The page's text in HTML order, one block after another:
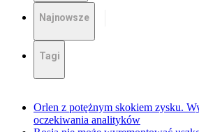
Najnowsze
Tagi
Orlen z potężnym skokiem zysku.
oczekiwania analityków